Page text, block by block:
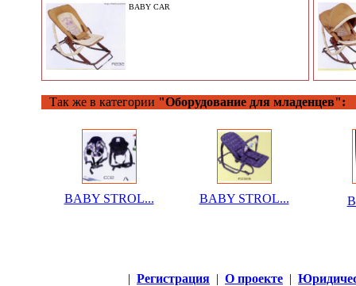
BABY CAR
Так же в категории "Оборудование для младенцев":
BABY STROL... BABY STROL...
| Регистрация | О проекте |